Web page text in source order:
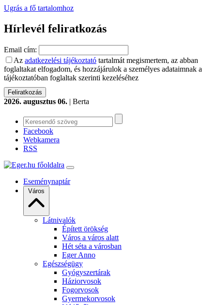
Ugrás a fő tartalomhoz
Hírlevél feliratkozás
Email cím:
Az adatkezelési tájékoztató tartalmát megismertem, az abban
foglaltakat elfogadom, és hozzájárulok a személyes adataimnak a
tájékoztatóban foglaltak szerinti kezeléséhez
2026. augusztus 06. | Berta
Facebook
Webkamera
RSS
Eseménynaptár
Város
Látnivalók
Épített örökség
Város a város alatt
Hét séta a városban
Eger Anno
Egészségügy
Gyógyszertárak
Háziorvosok
Fogorvosok
Gyermekorvosok